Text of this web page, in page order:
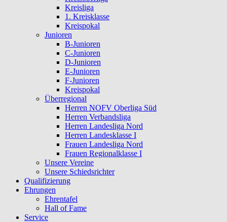
Kreisliga
1. Kreisklasse
Kreispokal
Junioren
B-Junioren
C-Junioren
D-Junioren
E-Junioren
F-Junioren
Kreispokal
Überregional
Herren NOFV Oberliga Süd
Herren Verbandsliga
Herren Landesliga Nord
Herren Landesklasse I
Frauen Landesliga Nord
Frauen Regionalklasse I
Unsere Vereine
Unsere Schiedsrichter
Qualifizierung
Ehrungen
Ehrentafel
Hall of Fame
Service